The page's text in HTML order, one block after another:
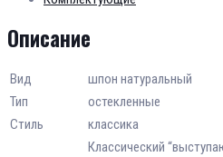
Описание
Вид
шпон натуральный
Тип
остекленные
Стиль
классика
Классический